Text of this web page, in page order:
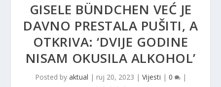
GISELE BÜNDCHEN VEĆ JE
DAVNO PRESTALA PUŠITI, A
OTKRIVA: ‘DVIJE GODINE
NISAM OKUSILA ALKOHOL’
Posted by aktual | ruj 20, 2023 | Vijesti | 0 |